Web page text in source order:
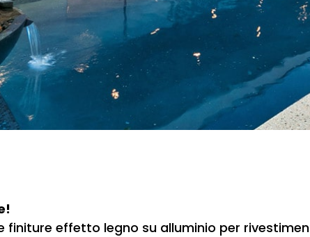
finiture effetto legno su alluminio per